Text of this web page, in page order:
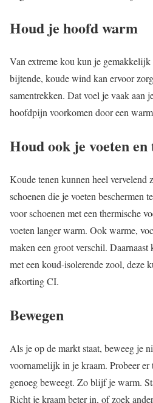
Houd je hoofd warm
Van extreme kou kun je
bijtende, koude wind kan ervoor
samentrekken. Dat voel je vaak aan
hoofdpijn voorkomen door een
Houd ook je voeten
Koude tenen kunnen heel
schoenen die je voeten beschermen
voor schoenen met een thermische
voeten langer warm. Ook warme,
maken een groot verschil.
met een koud-isolerende zool, deze
afkorting CI.
Bewegen
Als je op de markt staat, beweeg je
voornamelijk in je kraam. Probeer er
genoeg beweegt. Zo blijf je warm.
Richt je kraam beter in, of zoek